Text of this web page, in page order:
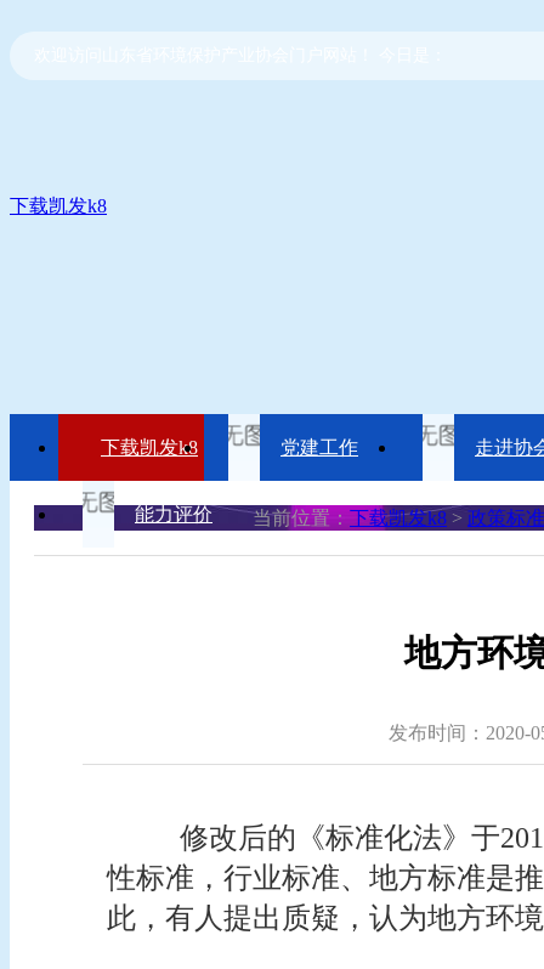
下载凯发k8
下载凯发k8 党建工作 走进协
能力评价 当前位置： 下载凯发k8 > 政策标准
地方环
发布时间：2020-
修改后的《标准化法》于
性标准，行业标准、地方标准是
此，有人提出质疑，认为地方环